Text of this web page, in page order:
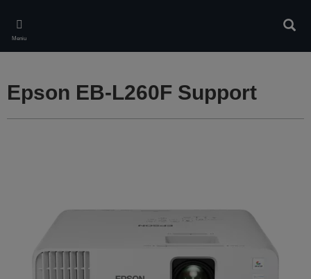
main
content
Meniu
Epson EB-L260F Support